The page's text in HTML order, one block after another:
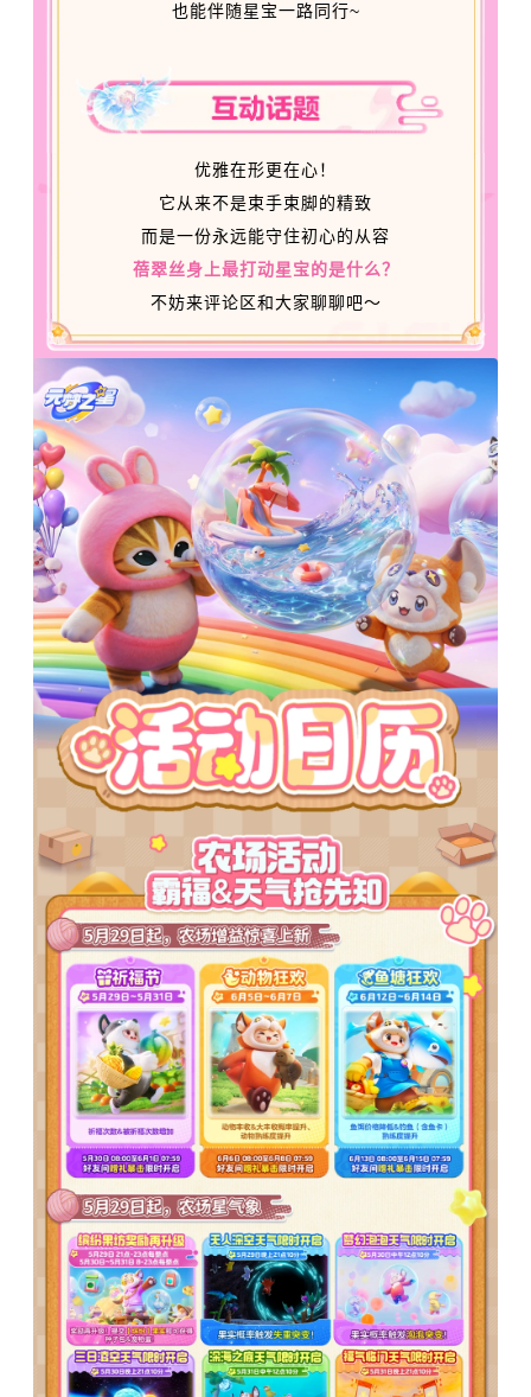
也能伴随星宝一路同行~
优雅在形更在心！
它从来不是束手束脚的精致
而是一份永远能守住初心的从容
蓓翠丝身上最打动星宝的是什么？
不妨来评论区和大家聊聊吧～